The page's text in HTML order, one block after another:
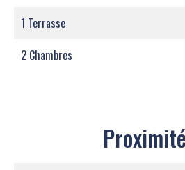
1 Terrasse
2 Chambres